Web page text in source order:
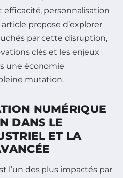
personnalisation
propose d’explorer
par cette disruption,
clés et les enjeux
une économie
mutation.
NUMÉRIQUE
DANS LE
ET LA
l’un des plus impactés par